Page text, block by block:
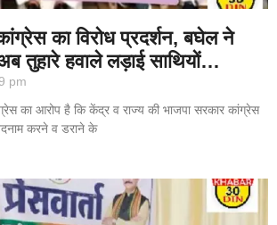
का विरोध प्रदर्शन, बघेल ने
तुहारे हवाले लड़ाई साथियों…
pm
का आरोप है कि केंद्र व राज्य की भाजपा सरकार कांग्रेस
करने व डराने के